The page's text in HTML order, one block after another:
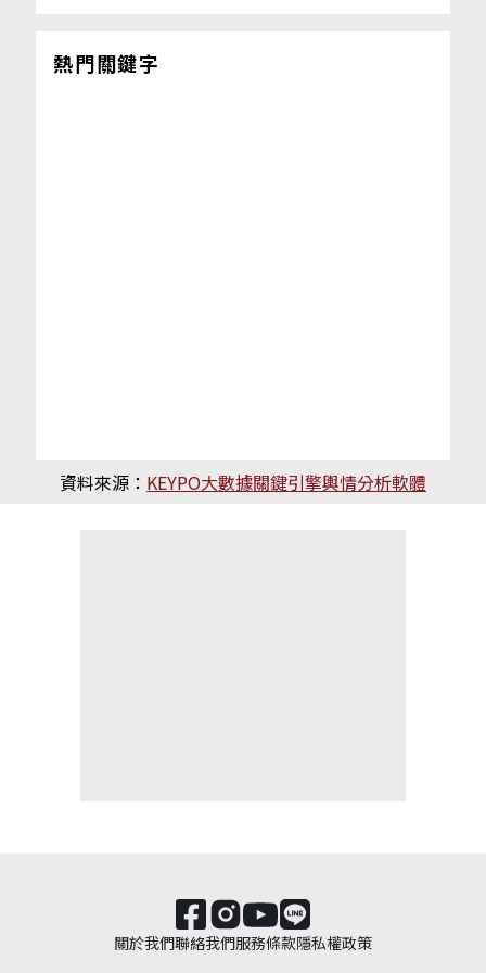
熱門關鍵字
資料來源： KEYPO大數據關鍵引擎輿情分析軟體
關於我們聯絡我們服務條款隱私權政策